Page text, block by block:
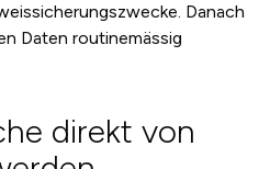
Danach
Daten routinemässig
direkt von